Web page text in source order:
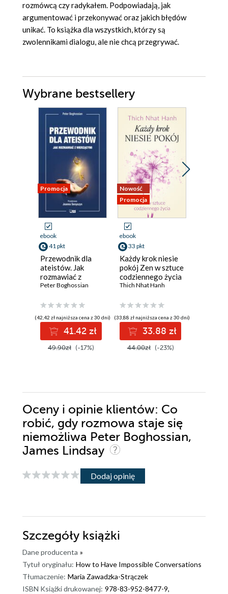
rozmówcą czy radykałem. Podpowiadają, jak
argumentować i prze­konywać oraz jakich błędów
unikać. To książka dla wszystkich, którzy są
zwolennikami dialogu, ale nie chcą przegrywać.
Wybrane bestsellery
Promocja
ebook
41 pkt
Przewodnik dla
ateistów. Jak
rozmawiać z
wierzącymi
Peter Boghossian
(42,42 zł najniższa cena z 30 dni)
41.42 zł
49.90zł (-17%)
Nowość
Promocja
ebook
33 pkt
Każdy krok niesie
pokój Zen w sztuce
codziennego życia
Thich Nhat Hanh
(33,88 zł najniższa cena z 30 dni)
33.88 zł
44.00zł (-23%)
Oceny i opinie klientów: Co
robić, gdy rozmowa staje się
niemożliwa Peter Boghossian,
James Lindsay
Dodaj opinię
Szczegóły książki
Dane producenta »
Tytuł oryginału: How to Have Impossible Conversations
Tłumaczenie: Maria Zawadzka-Strączek
ISBN Książki drukowanej: 978-83-952-8477-9,